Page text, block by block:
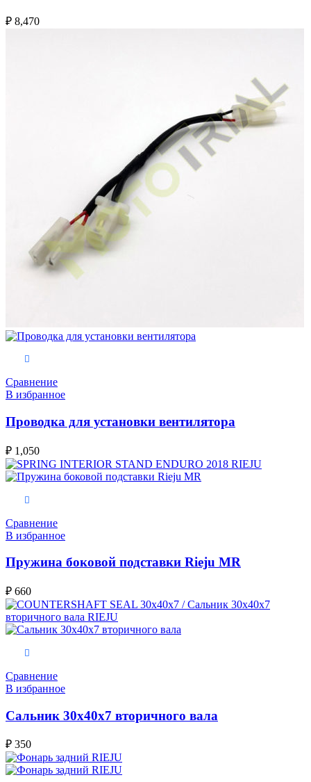
₽ 8,470
Сравнение
В избранное
Проводка для установки вентилятора
₽ 1,050
Сравнение
В избранное
Пружина боковой подставки Rieju MR
₽ 660
Сравнение
В избранное
Сальник 30x40x7 вторичного вала
₽ 350